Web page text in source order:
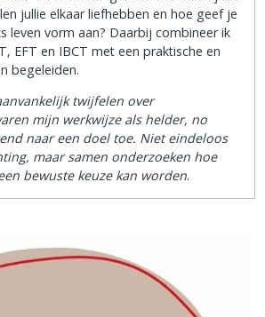
jullie elkaar liefhebben en hoe geef je
leven vorm aan? Daarbij combineer ik
EFT en IBCT met een praktische en
begeleiden.
twijfelen over
mijn werkwijze als helder, no
naar een doel toe. Niet eindeloos
maar samen onderzoeken hoe
bewuste keuze kan worden.